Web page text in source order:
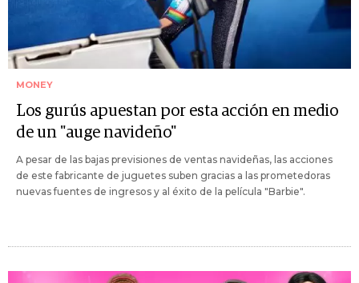
MONEY
Los gurús apuestan por esta acción en medio
de un "auge navideño"
A pesar de las bajas previsiones de ventas navideñas, las acciones
de este fabricante de juguetes suben gracias a las prometedoras
nuevas fuentes de ingresos y al éxito de la película "Barbie".